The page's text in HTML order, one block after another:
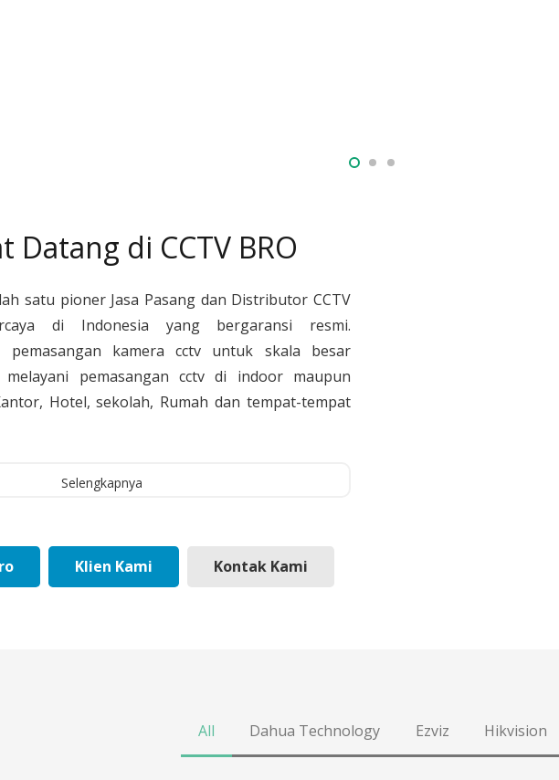
Datang di CCTV BRO
satu pioner Jasa Pasang dan Distributor CCTV
di Indonesia yang bergaransi resmi.
pemasangan kamera cctv untuk skala besar
pemasangan cctv di indoor maupun
Hotel, sekolah, Rumah dan tempat-tempat
Selengkapnya
Klien Kami Kontak Kami
All Dahua Technology Ezviz Hikvision